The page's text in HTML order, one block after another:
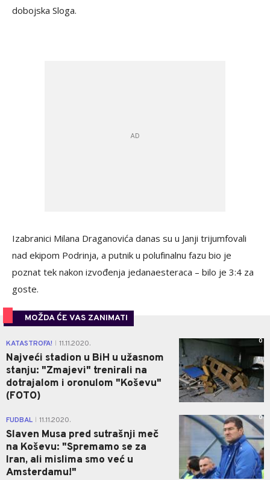
dobojska Sloga.
Izabranici Milana Draganovića danas su u Janji trijumfovali
nad ekipom Podrinja, a putnik u polufinalnu fazu bio je
poznat tek nakon izvođenja jedanaesteraca – bilo je 3:4 za
goste.
MOŽDA ĆE VAS ZANIMATI
KATASTROFA! 11.11.2020.
Najveći stadion u BiH u užasnom
stanju: "Zmajevi" trenirali na
dotrajalom i oronulom "Koševu"
(FOTO)
0
FUDBAL 11.11.2020.
Slaven Musa pred sutrašnji meč
na Koševu: "Spremamo se za
Iran, ali mislima smo već u
Amsterdamu!"
0